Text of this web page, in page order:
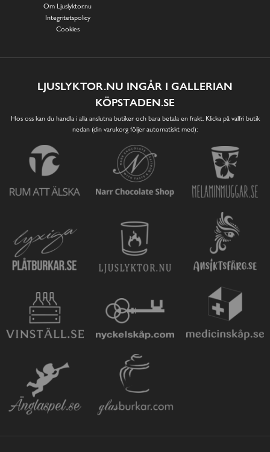
Om Ljuslyktor.nu
Integritetspolicy
Cookies
LJUSLYKTOR.NU INGÅR I GALLERIAN
KÖPSTADEN.SE
Hos oss kan du handla i alla anslutna butiker och bara betala en frakt. Klicka på valfri butik
nedan (din varukorg följer automatiskt med):